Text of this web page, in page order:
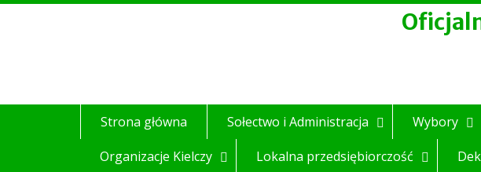
Skip
Strona główna Sołectwo i Administracja Wybory
Organizacje Kielczy
Lokalna przedsiębiorczość